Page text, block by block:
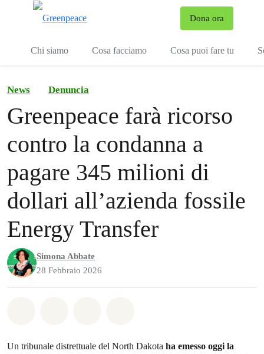
Dona ora
Chi siamo Cosa facciamo Cosa puoi fare tu
News Denuncia
Greenpeace farà ricorso
contro la condanna a
pagare 345 milioni di
dollari all’azienda fossile
Energy Transfer
Simona Abbate
28 Febbraio 2026
Un tribunale distrettuale del North Dakota ha emesso oggi la